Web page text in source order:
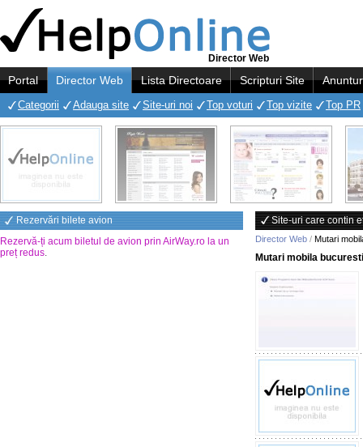
Director Web
Portal Director Web Lista Directoare Scripturi Site
Categorii Adauga site Site-uri noi Top voturi Top vizite Top PR
Rezervări bilete avion
Rezervă-ți acum biletul de avion prin AirWay.ro la un
preț redus.
Site-uri care contin
Director Web / Mutari
Mutari mobila bucuresti